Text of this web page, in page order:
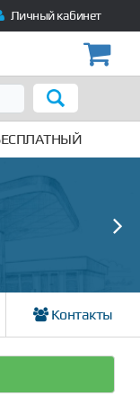
Личный кабинет
Контакты